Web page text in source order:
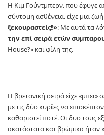
Η Κιμ Γούντμπερν, που έφυγε
σύντομη ασθένεια, είχε μια
ξεκουραστείς!»: Με αυτά τα
την επί σειρά ετών
House?» και φίλη της.
Η βρετανική σειρά είχε «μπει»
με τις δύο κυρίες να
καθαριστεί ποτέ. Οι δυο τους
ακατάστατα και βρώμικα ήταν